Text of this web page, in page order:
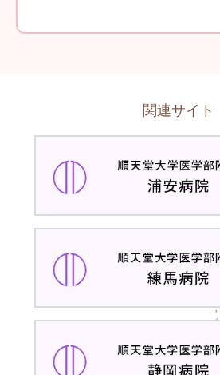
関連サイト
附
属